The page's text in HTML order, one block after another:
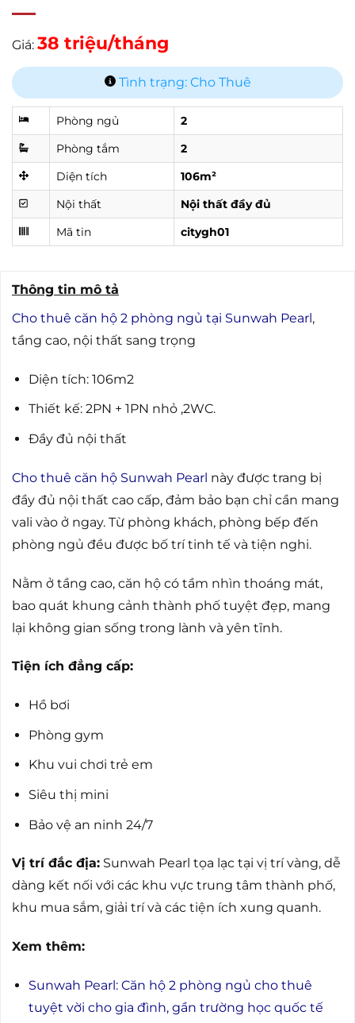
Giá: 38 triệu/tháng
Tình trạng: Cho Thuê
Phòng ngủ
2
Phòng tắm
2
Diện tích
106m²
Nội thất
Nội thất đầy đủ
Mã tin
citygh01
Thông tin mô tả
Cho thuê căn hộ 2 phòng ngủ tại Sunwah Pearl,
tầng cao, nội thất sang trọng
Diện tích: 106m2
Thiết kế: 2PN + 1PN nhỏ ,2WC.
Đầy đủ nội thất
Cho thuê căn hộ Sunwah Pearl này được trang bị
đầy đủ nội thất cao cấp, đảm bảo bạn chỉ cần mang
vali vào ở ngay. Từ phòng khách, phòng bếp đến
phòng ngủ đều được bố trí tinh tế và tiện nghi.
Nằm ở tầng cao, căn hộ có tầm nhìn thoáng mát,
bao quát khung cảnh thành phố tuyệt đẹp, mang
lại không gian sống trong lành và yên tĩnh.
Tiện ích đẳng cấp:
Hồ bơi
Phòng gym
Khu vui chơi trẻ em
Siêu thị mini
Bảo vệ an ninh 24/7
Vị trí đắc địa: Sunwah Pearl tọa lạc tại vị trí vàng, dễ
dàng kết nối với các khu vực trung tâm thành phố,
khu mua sắm, giải trí và các tiện ích xung quanh.
Xem thêm:
Sunwah Pearl: Căn hộ 2 phòng ngủ cho thuê
tuyệt vời cho gia đình, gần trường học quốc tế